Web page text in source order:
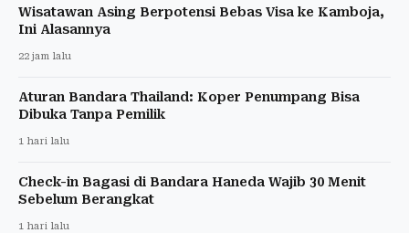
Wisatawan Asing Berpotensi Bebas Visa ke Kamboja,
Ini Alasannya
22 jam lalu
Aturan Bandara Thailand: Koper Penumpang Bisa
Dibuka Tanpa Pemilik
1 hari lalu
Check-in Bagasi di Bandara Haneda Wajib 30 Menit
Sebelum Berangkat
1 hari lalu